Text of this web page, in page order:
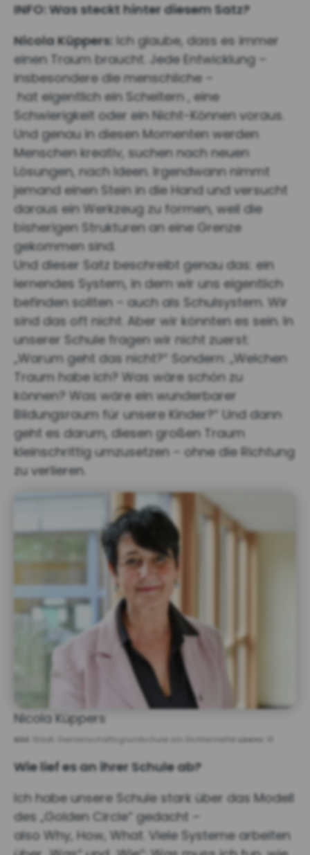
INFO: Was steckt hinter diesem Satz?
Nicola Küppers: Ich glaube, dass es immer
einen Traum braucht. Jede Entwicklung –
insbesondere die menschliche –
hat eigentlich ein Scheitern , eine
Schwierigkeit oder ein Nicht-Können voraus.
Und genau in diesen Momenten werden
Menschen kreativ, suchen nach neuen
Lösungen, nach Ideen. Irgendwann nimmt
jemand einen Stein in die Hand und versucht
daraus ein Werkzeug zu formen, weil die
bisherigen Strukturen an eine Grenze
gekommen sind.
Und dieser Satz beschreibt genau das: ein
lernendes System, in dem wir uns eigentlich
befinden sollten – auch als Schulsystem. Wir
sind das oft nicht. Aber wir könnten es sein. In
unserer Schule fragen wir nicht zuerst:
„Warum geht das nicht?“ Sondern: „Welchen
Traum habe ich? Was wäre schön zu
können? Was wäre ein wunderbarer
Bildungsraum für unsere Kinder?“ Und dann
geht es darum, diesen großen Traum
kleinschrittig umzusetzen – ohne die Richtung
zu verlieren.
Nicola Küppers
Bild: Städt. Gemeinschaftsgrundschule am Dichterviertel Lizenz:
Wie lief es an ihrer Schule ab?
Ich habe unsere Schule stark über das Modell
des „Golden Circle“ gedacht –
also Why, How, What. Viele Systeme arbeiten